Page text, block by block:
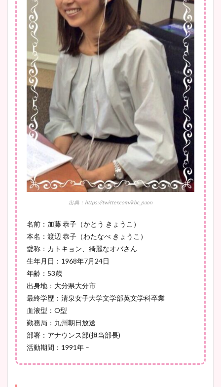
大家彩香アナのかわいいカッ
プ画像まとめ！同期や実家に
wikiプロフも！
安藤萌々アナのカップ画像や
ニット衣装まとめ！美足の筋
肉も凄い！
鈴木唯の太ってた時の体重が
ヤバすぎww原因や痩せたダ
イエット方は？昔と現在を画
像比較！
豊島実季アナのカップ画像ま
とめ！美脚や水着姿に年齢も
調査！
宇賀神メグアナのニット画像
まとめ！足も美脚でカップも
池谷実悠アナのメガネ画像が
かわいい！カップや水着姿も
出典：https://twitter.com/kbc_paon
名前：加藤 恭子（かとう きょうこ）
本名：渡辺 恭子（わたなべ きょうこ）
愛称：カトキョン、綺麗なオバさん
生年月日：1968年7月24日
年齢：53歳
出身地：大分県大分市
最終学歴：清泉女子大学文学部英文学科卒業
血液型：O型
勤務局：九州朝日放送
部署：アナウンス部(担当部長)
活動期間：1991年 –